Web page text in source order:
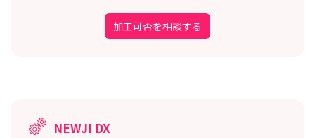
加工可否を相談する
NEWJI DX